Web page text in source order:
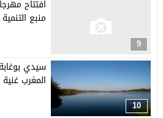
9
افتتاح
منبع
10
سيدي
المغرب غنية